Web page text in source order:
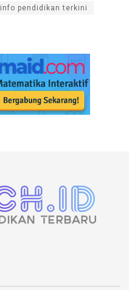
info pendidikan terkini